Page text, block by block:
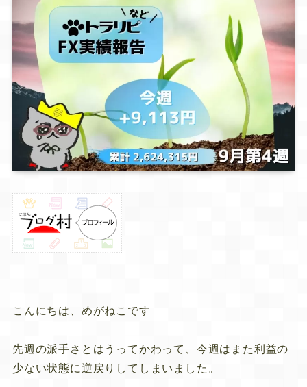
こんにちは、めがねこです
先週の派手さとはうってかわって、今週はまた利益の
少ない状態に逆戻りしてしまいました。